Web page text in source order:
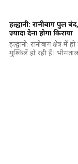
हल्द्वानी: रानीबाग पुल
ज़्यादा देना होगा किराया
हल्द्वानी: रानीबाग क्षेत्र
मुश्किलें हो रही हैं।